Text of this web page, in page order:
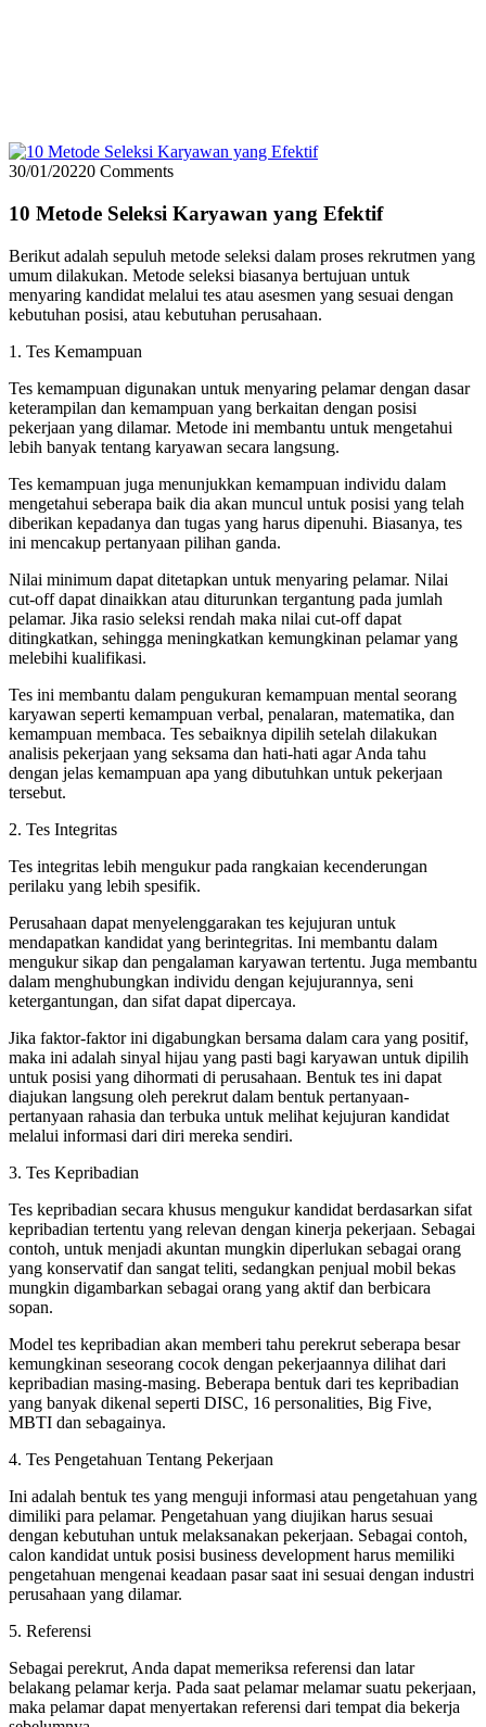
30/01/20220 Comments
10 Metode Seleksi Karyawan yang Efektif
Berikut adalah sepuluh metode seleksi dalam proses rekrutmen yang
umum dilakukan. Metode seleksi biasanya bertujuan untuk
menyaring kandidat melalui tes atau asesmen yang sesuai dengan
kebutuhan posisi, atau kebutuhan perusahaan.
1. Tes Kemampuan
Tes kemampuan digunakan untuk menyaring pelamar dengan dasar
keterampilan dan kemampuan yang berkaitan dengan posisi
pekerjaan yang dilamar. Metode ini membantu untuk mengetahui
lebih banyak tentang karyawan secara langsung.
Tes kemampuan juga menunjukkan kemampuan individu dalam
mengetahui seberapa baik dia akan muncul untuk posisi yang telah
diberikan kepadanya dan tugas yang harus dipenuhi. Biasanya, tes
ini mencakup pertanyaan pilihan ganda.
Nilai minimum dapat ditetapkan untuk menyaring pelamar. Nilai
cut-off dapat dinaikkan atau diturunkan tergantung pada jumlah
pelamar. Jika rasio seleksi rendah maka nilai cut-off dapat
ditingkatkan, sehingga meningkatkan kemungkinan pelamar yang
melebihi kualifikasi.
Tes ini membantu dalam pengukuran kemampuan mental seorang
karyawan seperti kemampuan verbal, penalaran, matematika, dan
kemampuan membaca. Tes sebaiknya dipilih setelah dilakukan
analisis pekerjaan yang seksama dan hati-hati agar Anda tahu
dengan jelas kemampuan apa yang dibutuhkan untuk pekerjaan
tersebut.
2. Tes Integritas
Tes integritas lebih mengukur pada rangkaian kecenderungan
perilaku yang lebih spesifik.
Perusahaan dapat menyelenggarakan tes kejujuran untuk
mendapatkan kandidat yang berintegritas. Ini membantu dalam
mengukur sikap dan pengalaman karyawan tertentu. Juga membantu
dalam menghubungkan individu dengan kejujurannya, seni
ketergantungan, dan sifat dapat dipercaya.
Jika faktor-faktor ini digabungkan bersama dalam cara yang positif,
maka ini adalah sinyal hijau yang pasti bagi karyawan untuk dipilih
untuk posisi yang dihormati di perusahaan. Bentuk tes ini dapat
diajukan langsung oleh perekrut dalam bentuk pertanyaan-
pertanyaan rahasia dan terbuka untuk melihat kejujuran kandidat
melalui informasi dari diri mereka sendiri.
3. Tes Kepribadian
Tes kepribadian secara khusus mengukur kandidat berdasarkan sifat
kepribadian tertentu yang relevan dengan kinerja pekerjaan. Sebagai
contoh, untuk menjadi akuntan mungkin diperlukan sebagai orang
yang konservatif dan sangat teliti, sedangkan penjual mobil bekas
mungkin digambarkan sebagai orang yang aktif dan berbicara
sopan.
Model tes kepribadian akan memberi tahu perekrut seberapa besar
kemungkinan seseorang cocok dengan pekerjaannya dilihat dari
kepribadian masing-masing. Beberapa bentuk dari tes kepribadian
yang banyak dikenal seperti DISC, 16 personalities, Big Five,
MBTI dan sebagainya.
4. Tes Pengetahuan Tentang Pekerjaan
Ini adalah bentuk tes yang menguji informasi atau pengetahuan yang
dimiliki para pelamar. Pengetahuan yang diujikan harus sesuai
dengan kebutuhan untuk melaksanakan pekerjaan. Sebagai contoh,
calon kandidat untuk posisi business development harus memiliki
pengetahuan mengenai keadaan pasar saat ini sesuai dengan industri
perusahaan yang dilamar.
5. Referensi
Sebagai perekrut, Anda dapat memeriksa referensi dan latar
belakang pelamar kerja. Pada saat pelamar melamar suatu pekerjaan,
maka pelamar dapat menyertakan referensi dari tempat dia bekerja